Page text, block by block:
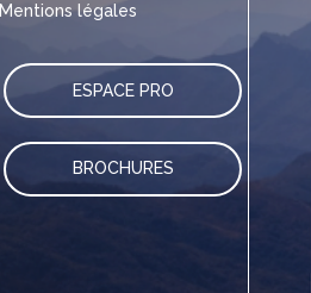
Mentions légales
ESPACE PRO
BROCHURES